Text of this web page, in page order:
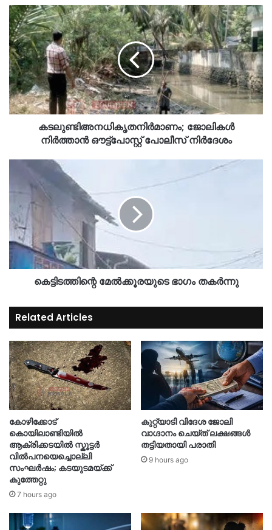
കടലുണ്ടിഅനധികൃതനിർമാണം; ജോലികൾ
നിർത്താൻ ഔട്ട്പോസ്റ്റ് പോലീസ് നിർദേശം
കെട്ടിടത്തിന്റെ മേൽക്കൂരയുടെ ഭാഗം തകർന്നു
Related Articles
കോഴിക്കോട്
കൊയിലാണ്ടിയിൽ
ആക്രിക്കടയിൽ സ്കൂട്ടർ
വിൽപനയെച്ചൊല്ലി
സംഘർഷം; കടയുടമയ്ക്ക്
കുത്തേറ്റു
7 hours ago
കുറ്റ്യാടി വിദേശ ജോലി
വാഗ്ദാനം ചെയ്ത് ലക്ഷങ്ങൾ
തട്ടിയതായി പരാതി
9 hours ago